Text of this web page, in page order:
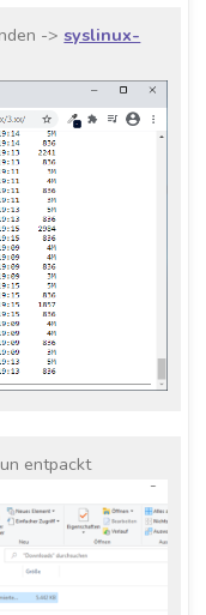
->syslinux-
entpackt